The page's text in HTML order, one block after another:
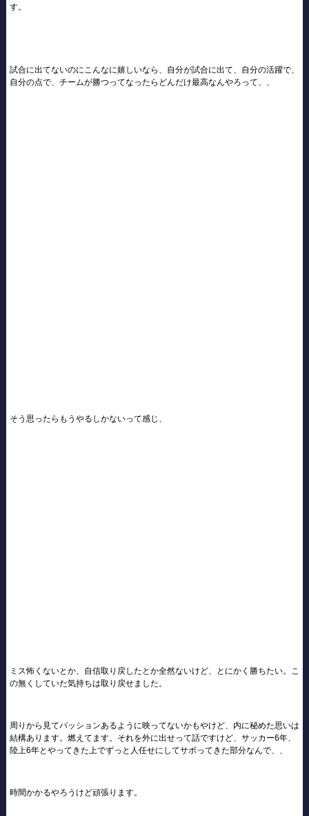
す。
試合に出てないのにこんなに嬉しいなら、自分が試合に出て、自分の活躍で、
自分の点で、チームが勝つってなったらどんだけ最高なんやろって、、
そう思ったらもうやるしかないって感じ、
ミス怖くないとか、自信取り戻したとか全然ないけど、とにかく勝ちたい。こ
の無くしていた気持ちは取り戻せました。
周りから見てパッションあるように映ってないかもやけど、内に秘めた思いは
結構あります。燃えてます。それを外に出せって話ですけど、サッカー6年、
陸上6年とやってきた上でずっと人任せにしてサボってきた部分なんで、、
時間かかるやろうけど頑張ります。